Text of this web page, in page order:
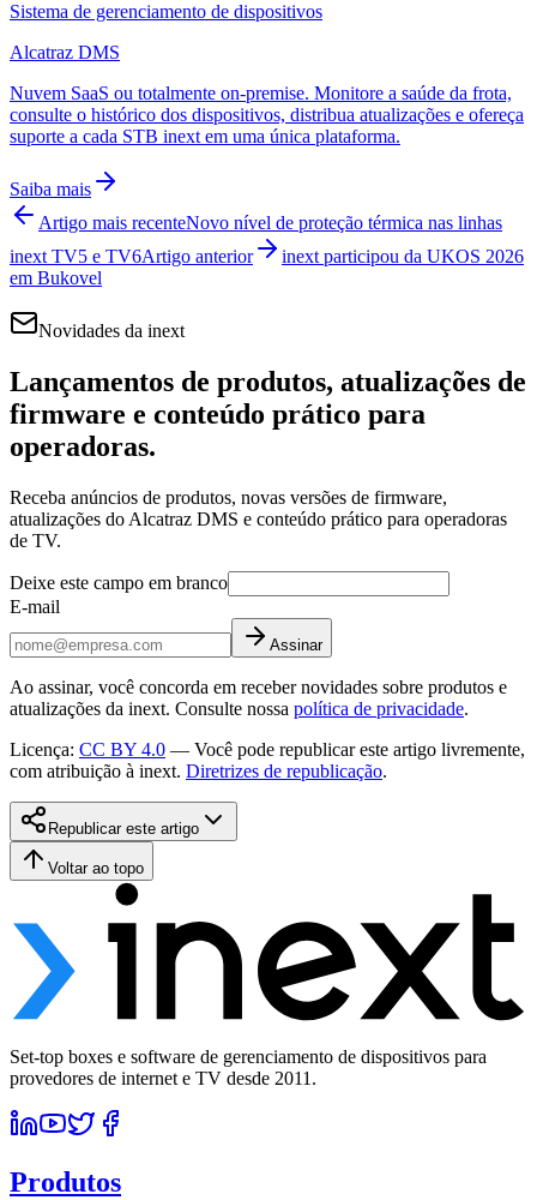
Sistema de gerenciamento de dispositivos
Alcatraz DMS
Nuvem SaaS ou totalmente on-premise. Monitore a saúde da frota,
consulte o histórico dos dispositivos, distribua atualizações e ofereça
suporte a cada STB inext em uma única plataforma.
Saiba mais
Artigo mais recenteNovo nível de proteção térmica nas linhas
inext TV5 e TV6Artigo anterior
inext participou da UKOS 2026
em Bukovel
Novidades da inext
Lançamentos de produtos, atualizações de
firmware e conteúdo prático para
operadoras.
Receba anúncios de produtos, novas versões de firmware,
atualizações do Alcatraz DMS e conteúdo prático para operadoras
de TV.
Deixe este campo em branco
E-mail
Assinar
Ao assinar, você concorda em receber novidades sobre produtos e
atualizações da inext. Consulte nossa política de privacidade.
Licença: CC BY 4.0 — Você pode republicar este artigo livremente,
com atribuição à inext. Diretrizes de republicação.
Republicar este artigo
Voltar ao topo
Set-top boxes e software de gerenciamento de dispositivos para
provedores de internet e TV desde 2011.
Produtos